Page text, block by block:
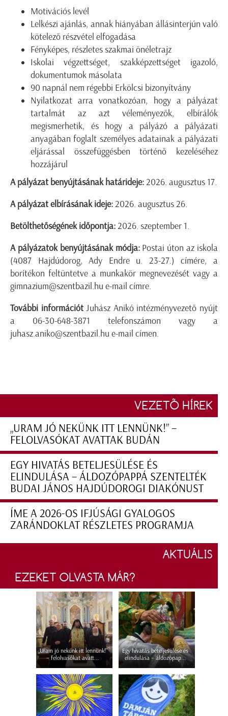
Motivációs levél
Lelkészi ajánlás, annak hiányában állásinterjún való
kötelező részvétel elfogadása
Fényképes, részletes szakmai önéletrajz
Iskolai végzettséget, szakképzettséget igazoló,
dokumentumok másolata
90 napnál nem régebbi Erkölcsi bizonyítvány
Nyilatkozat arra vonatkozóan, hogy a pályázat
tartalmát az azt véleményezők, elbírálók
megismerhetik, és hogy a pályázó a pályázati
anyagában foglalt személyes adatainak a pályázati
eljárással összefüggésben történő kezeléséhez
hozzájárul
A pályázat benyújtásának határideje:2026. augusztus 17.
A pályázat elbírásának ideje:2026. augusztus 26.
Betölthetőségének időpontja:2026. szeptember 1.
A pályázatok benyújtásának módja:Postai úton az iskola
(4087 Hajdúdorog, Ady Endre u. 23-27.) címére, a
borítékon feltüntetve a munkakör megnevezését vagy a
gimnazium@szentbazil.hu e-mail címre.
További információtJuhász Anikó intézményvezető nyújt
a 06-30-648-3871 telefonszámon vagy a
juhasz.aniko@szentbazil.hu e-mail címen.
VEZETŐ HÍREK
„URAM JÓ NEKÜNK ITT LENNÜNK!” –
FELOLVASÓKAT AVATTAK BUDÁN
EGY HIVATÁS BETELJESÜLÉSE ÉS
ELINDULÁSA – ÁLDOZÓPAPPÁ SZENTELTÉK
BUDAI JÁNOS HAJDÚDOROGI DIAKÓNUST
ÍME A 2026-OS IFJÚSÁGI GYALOGOS
ZARÁNDOKLAT RÉSZLETES PROGRAMJA
AKTUÁLIS
EZEKET OLVASTA MÁR?
„Uram jó nekünk itt lennünk!”
– felolvasókat avatt...
Egy hivatás beteljesülése és
elindulása – áldozópap...